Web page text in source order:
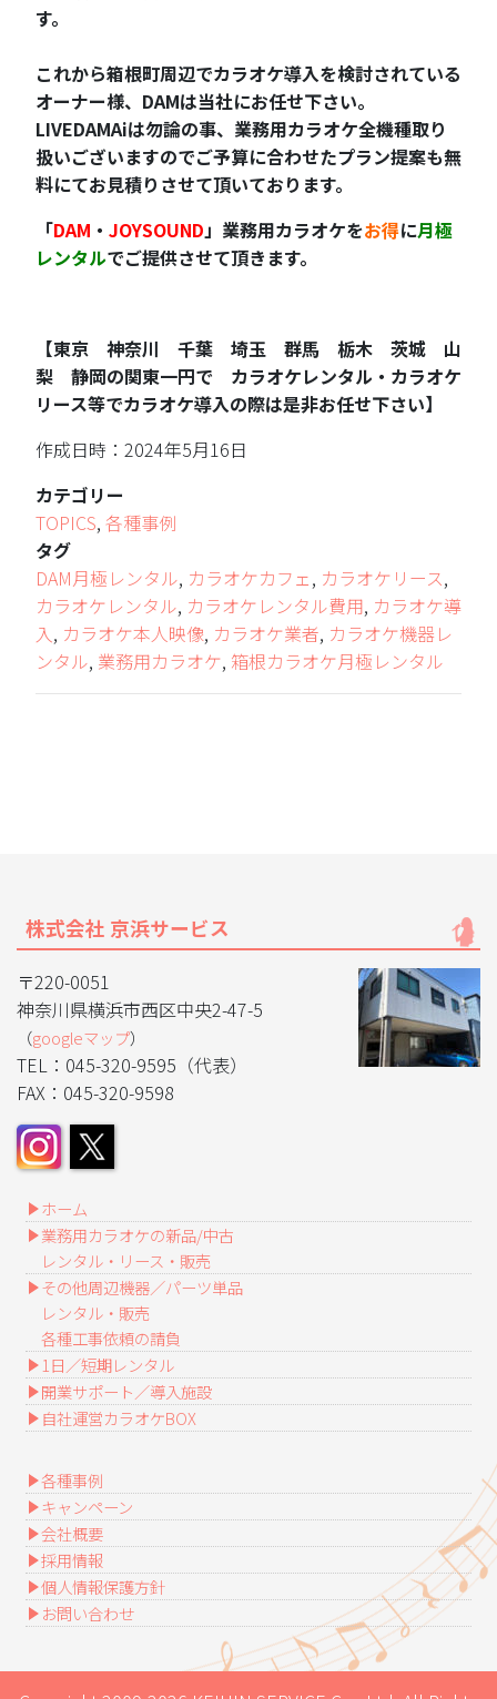
す。
これから箱根町周辺でカラオケ導入を検討されている
オーナー様、DAMは当社にお任せ下さい。
LIVEDAMAiは勿論の事、業務用カラオケ全機種取り
扱いございますのでご予算に合わせたプラン提案も無
料にてお見積りさせて頂いております。
「DAM ・ JOYSOUND」業務用カラオケをお得に月極
レンタルでご提供させて頂きます。
【東京 神奈川 千葉 埼玉 群馬 栃木 茨城 山
梨 静岡の関東一円で カラオケレンタル・カラオケ
リース等でカラオケ導入の際は是非お任せ下さい】
作成日時：2024年5月16日
カテゴリー
TOPICS, 各種事例
タグ
DAM月極レンタル, カラオケカフェ, カラオケリース,
カラオケレンタル, カラオケレンタル費用, カラオケ導
入, カラオケ本人映像, カラオケ業者, カラオケ機器レ
ンタル, 業務用カラオケ, 箱根カラオケ月極レンタル
株式会社 京浜サービス
〒220-0051
神奈川県横浜市西区中央2-47-5
（googleマップ）
TEL：045-320-9595（代表）
FAX：045-320-9598
ホーム
業務用カラオケの新品/中古
レンタル・リース・販売
その他周辺機器／パーツ単品
レンタル・販売
各種工事依頼の請負
1日／短期レンタル
開業サポート／導入施設
自社運営カラオケBOX
各種事例
キャンペーン
会社概要
採用情報
個人情報保護方針
お問い合わせ